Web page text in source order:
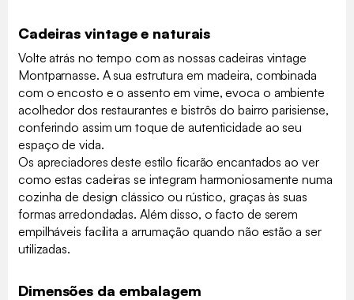
Cadeiras vintage e naturais
Volte atrás no tempo com as nossas cadeiras vintage
Montparnasse. A sua estrutura em madeira, combinada
com o encosto e o assento em vime, evoca o ambiente
acolhedor dos restaurantes e bistrôs do bairro parisiense,
conferindo assim um toque de autenticidade ao seu
espaço de vida.
Os apreciadores deste estilo ficarão encantados ao ver
como estas cadeiras se integram harmoniosamente numa
cozinha de design clássico ou rústico, graças às suas
formas arredondadas. Além disso, o facto de serem
empilháveis facilita a arrumação quando não estão a ser
utilizadas.
Dimensões da embalagem